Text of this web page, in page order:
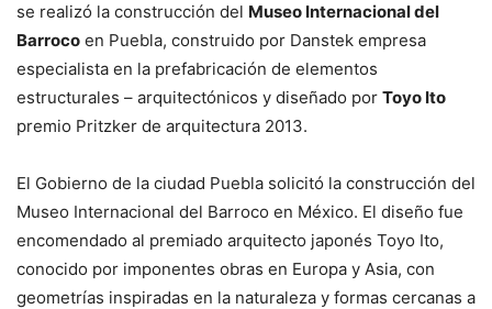
se realizó la construcción del Museo Internacional del
Barroco en Puebla, construido por Danstek empresa
especialista en la prefabricación de elementos
estructurales – arquitectónicos y diseñado por Toyo Ito
premio Pritzker de arquitectura 2013.
El Gobierno de la ciudad Puebla solicitó la construcción del
Museo Internacional del Barroco en México. El diseño fue
encomendado al premiado arquitecto japonés Toyo Ito,
conocido por imponentes obras en Europa y Asia, con
geometrías inspiradas en la naturaleza y formas cercanas a